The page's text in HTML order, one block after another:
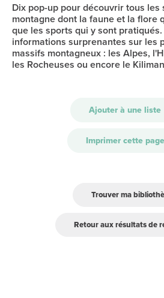
Dix pop-up pour découvrir tous les
montagne dont la faune et la flore
que les sports qui y sont
informations surprenantes sur les
massifs montagneux : les Alpes,
les Rocheuses ou encore le
Ajouter à une liste
Imprimer cette page
Trouver ma
Retour aux résultats de